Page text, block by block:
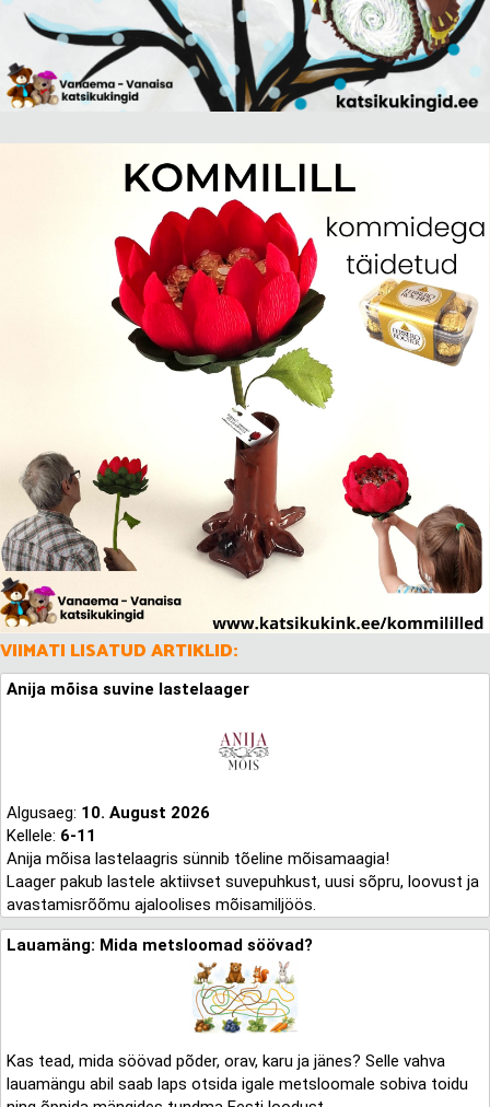
VIIMATI LISATUD ARTIKLID:
Anija mõisa suvine lastelaager
Algusaeg: 10. August 2026
Kellele: 6-11
Anija mõisa lastelaagris sünnib tõeline mõisamaagia!
Laager pakub lastele aktiivset suvepuhkust, uusi sõpru, loovust ja
avastamisrõõmu ajaloolises mõisamiljöös.
Lauamäng: Mida metsloomad söövad?
Kas tead, mida söövad põder, orav, karu ja jänes? Selle vahva
lauamängu abil saab laps otsida igale metsloomale sobiva toidu